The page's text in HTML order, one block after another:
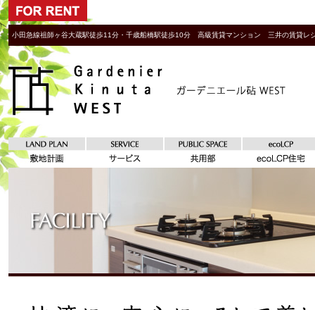
小田急線祖師ヶ谷大蔵駅徒歩11分・千歳船橋駅徒歩10分 高級賃貸マンション 三井の賃貸